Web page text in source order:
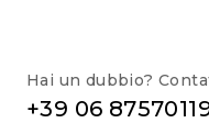
Hai un dubbio?
+39 06